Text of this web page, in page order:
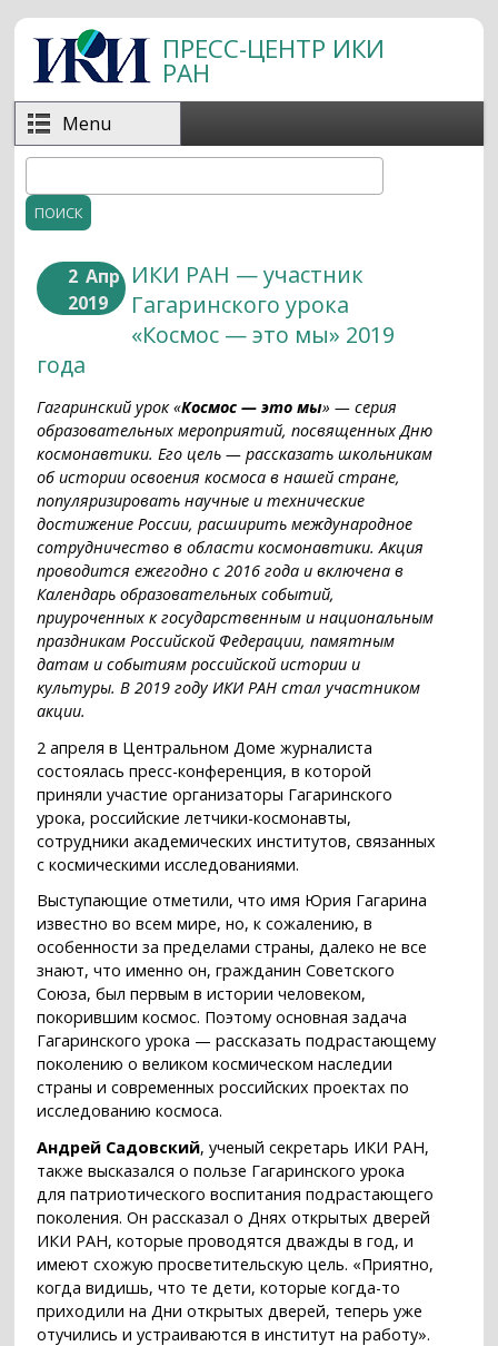
Перейти к основному содержанию
ПРЕСС-ЦЕНТР ИКИ
РАН
Menu
Форма поиска
2 Апр
2019
ИКИ РАН — участник
Гагаринского урока
«Космос — это мы» 2019
года
Гагаринский урок «Космос — это мы» — серия
образовательных мероприятий, посвященных Дню
космонавтики. Его цель — рассказать школьникам
об истории освоения космоса в нашей стране,
популяризировать научные и технические
достижение России, расширить международное
сотрудничество в области космонавтики. Акция
проводится ежегодно с 2016 года и включена в
Календарь образовательных событий,
приуроченных к государственным и национальным
праздникам Российской Федерации, памятным
датам и событиям российской истории и
культуры. В 2019 году ИКИ РАН стал участником
акции.
2 апреля в Центральном Доме журналиста
состоялась пресс-конференция, в которой
приняли участие организаторы Гагаринского
урока, российские летчики-космонавты,
сотрудники академических институтов, связанных
с космическими исследованиями.
Выступающие отметили, что имя Юрия Гагарина
известно во всем мире, но, к сожалению, в
особенности за пределами страны, далеко не все
знают, что именно он, гражданин Советского
Союза, был первым в истории человеком,
покорившим космос. Поэтому основная задача
Гагаринского урока — рассказать подрастающему
поколению о великом космическом наследии
страны и современных российских проектах по
исследованию космоса.
Андрей Садовский, ученый секретарь ИКИ РАН,
также высказался о пользе Гагаринского урока
для патриотического воспитания подрастающего
поколения. Он рассказал о Днях открытых дверей
ИКИ РАН, которые проводятся дважды в год, и
имеют схожую просветительскую цель. «Приятно,
когда видишь, что те дети, которые когда-то
приходили на Дни открытых дверей, теперь уже
отучились и устраиваются в институт на работу».